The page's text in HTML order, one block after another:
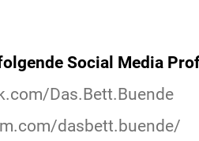
Social Media
Das.Bett.Buende
dasbett.buende/